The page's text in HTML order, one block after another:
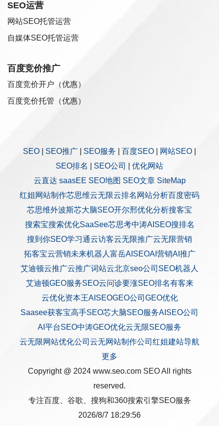
SEO运营
网站SEO托管运营
自媒体SEO托管运营
百度竞价推广
百度竞价开户（优惠）
百度竞价托管（优惠）
SEO SEO推广 SEO服务 百度SEO 网站SEO
SEO排名
SEO公司
优化网站
云直达 saasEE SEO地图 SEO文章 SiteMap
红姐网站制作芯思维云无限云排名 网站分析百度密码
芯思维外波斯芯大脑SEO开尔邢优化分析搜客宝
搜索宝搜索优化SaaSee芯思考中涛AISEO搜排名
搜到你SEO学习通云访客云无限推广云无限营销
拓客宝云营销未来机器人 富岳AISEOAI营销AI推广
艾迪顿云推广云推广词站云北京seo公司 SEO机器人
艾迪顿GEO服务SEO云问诊要涨SEO排名有客来
云优化资本王AISEOGEO公司 GEO优化
Saasee获客宝高手SEO芯大脑SEO服务AISEO公司
AI平台SEO中涛GEO优化云无限SEO服务
云无限网站优化公司 云无网站制作公司 红姐建站导航
更多
Copyright @ 2024 www.seo.com SEOAll rights
reserved.
专注百度、谷歌、搜狗和360搜索引擎SEO服务
2026/8/7 18:29:56